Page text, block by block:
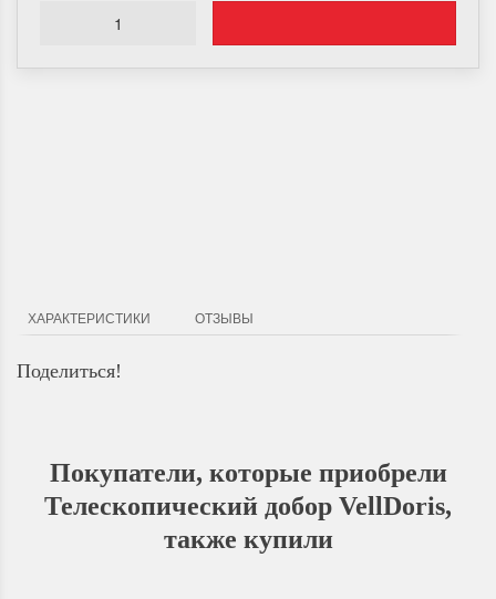
ХАРАКТЕРИСТИКИ ОТЗЫВЫ
Поделиться!
Покупатели, которые приобрели
Телескопический добор VellDoris,
также купили